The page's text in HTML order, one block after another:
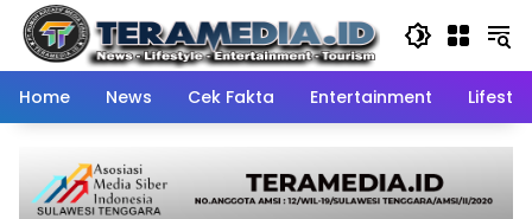
Skip
content
Home
News Cek Fakta Entertainment